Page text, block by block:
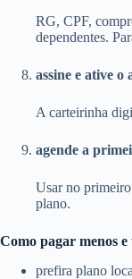
RG, CPF,
dependentes.
assine e ative o
A carteirinha
agende a
Usar no
plano.
Como pagar menos e
prefira plano